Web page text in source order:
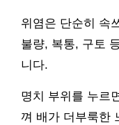
위염은 단순히 속
불량, 복통, 구토
니다.
명치 부위를 누르
껴 배가 더부룩한